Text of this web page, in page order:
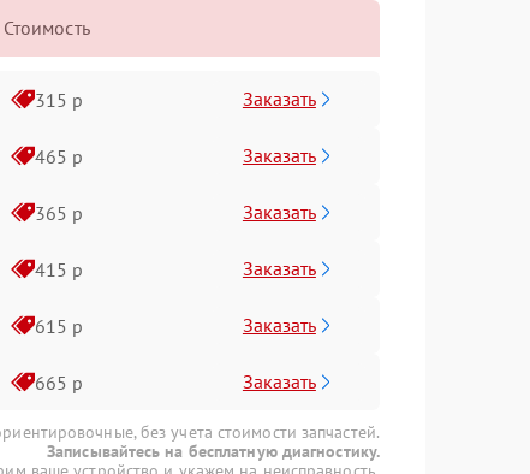
Стоимость
315 р Заказать
465 р Заказать
365 р Заказать
415 р Заказать
615 р Заказать
665 р Заказать
без учета стоимости запчастей.
Записывайтесь на бесплатную диагностику.